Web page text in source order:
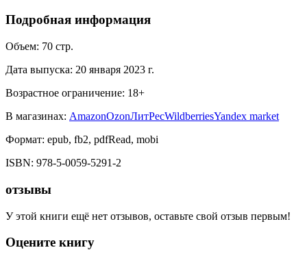
Подробная информация
Объем: 70 стр.
Дата выпуска: 20 января 2023 г.
Возрастное ограничение: 18+
В магазинах: AmazonOzonЛитРесWildberriesYandex market
Формат: epub, fb2, pdfRead, mobi
ISBN: 978-5-0059-5291-2
отзывы
У этой книги ещё нет отзывов, оставьте свой отзыв первым!
Оцените книгу